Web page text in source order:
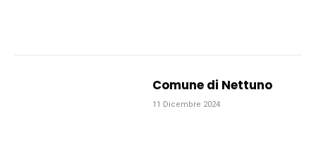
Comune di Nettuno
11 Dicembre 2024